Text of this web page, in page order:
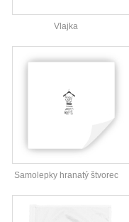
Vlajka
Samolepky hranatý štvorec